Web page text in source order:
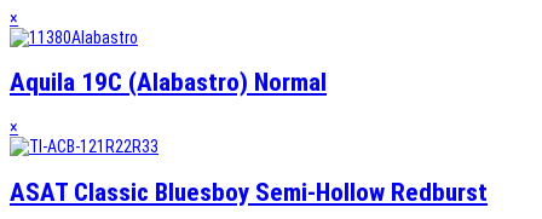
×
Aquila 19C (Alabastro) Normal
×
ASAT Classic Bluesboy Semi-Hollow Redburst